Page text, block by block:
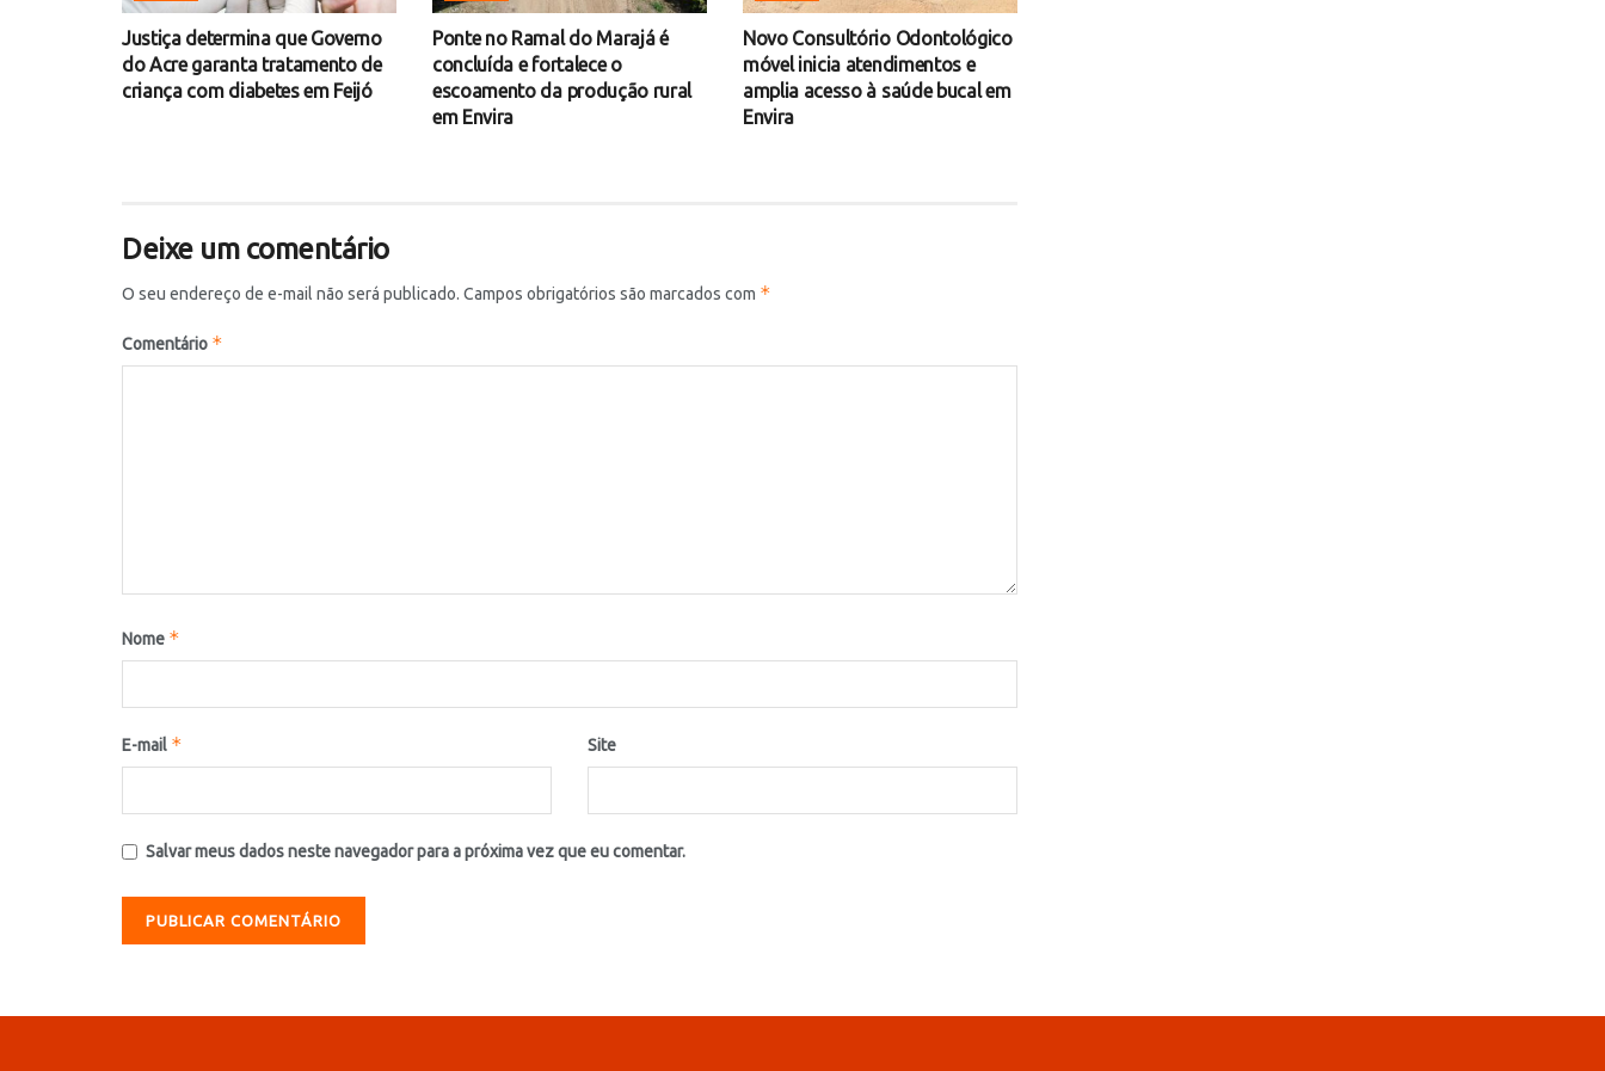
Justiça determina que Governo
do Acre garanta tratamento de
criança com diabetes em Feijó
Ponte no Ramal do Marajá é
concluída e fortalece o
escoamento da produção rural
em Envira
Novo Consultório Odontológico
móvel inicia atendimentos e
amplia acesso à saúde bucal em
Envira
Deixe um comentário
O seu endereço de e-mail não será publicado. Campos obrigatórios são marcados com *
Comentário *
Nome *
E-mail * Site
Salvar meus dados neste navegador para a próxima vez que eu comentar.